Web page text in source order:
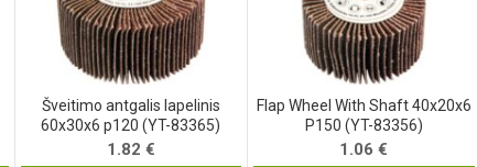
Šveitimo antgalis lapelinis
60x30x6 p120 (YT-83365)
1.82 €
Flap Wheel With Shaft 40x20x6
P150 (YT-83356)
1.06€